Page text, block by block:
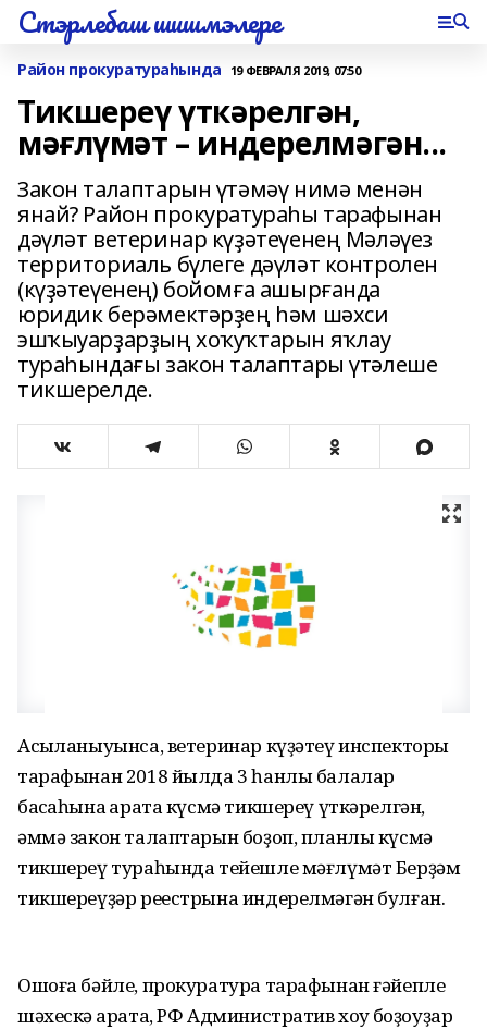
Стэрлебаш шишмэлере
Район прокуратураһында 19 ФЕВРАЛЯ 2019, 07:50
Тикшереү үткәрелгән,
мәғлүмәт – индерелмәгән...
Закон талаптарын үтәмәү нимә менән
янай? Район прокуратураһы тарафынан
дәүләт ветеринар күҙәтеүенең Мәләүез
территориаль бүлеге дәүләт контролен
(күҙәтеүенең) бойомға ашырғанда
юридик берәмектәрҙең һәм шәхси
эшҡыуарҙарҙың хоҡуҡтарын яҡлау
тураһындағы закон талаптары үтәлеше
тикшерелде.
Асыҡланыуынса, ветеринар күҙәтеү инспекторы
тарафынан 2018 йылда 3 һанлы балалар
баҡсаһына ҡарата күсмә тикшереү үткәрелгән,
әммә закон талаптарын боҙоп, планлы күсмә
тикшереү тураһында тейешле мәғлүмәт Берҙәм
тикшереүҙәр реестрына индерелмәгән булған.
Ошоға бәйле, прокуратура тарафынан ғәйепле
шәхескә ҡарата, РФ Административ хоҡуҡ боҙоуҙар